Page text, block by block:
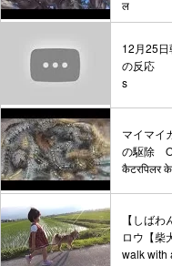
ल
12月25日
の反応
s
マイマイ
の駆除
कैटरपिलर
【しば
ロウ【柴
walk with